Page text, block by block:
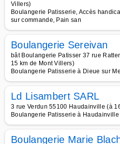
Villers)
Boulangerie Patisserie, Accès
sur commande, Pain san
Boulangerie Sereivan
bât Boulangerie Patisser 37 rue
15 km de Mont Villers)
Boulangerie Patisserie à Dieue sur
Ld Lisambert SARL
3 rue Verdun 55100 Haudainville (à
Boulangerie Patisserie à Haudainville
Boulangerie Marie